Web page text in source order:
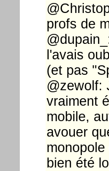
profs de
l'avais
(et pas
@zewolf:
vraiment
mobile,
avouer
bien été